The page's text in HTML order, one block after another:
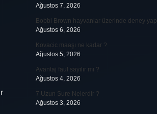
Ağustos 7, 2026
Bobbi Brown hayvanlar üzerinde deney
Ağustos 6, 2026
Kovacic maaşı ne kadar ?
Ağustos 5, 2026
Avantaj faul sayılır mı ?
Ağustos 4, 2026
7 Uzun Sure Nelerdir ?
Ağustos 3, 2026